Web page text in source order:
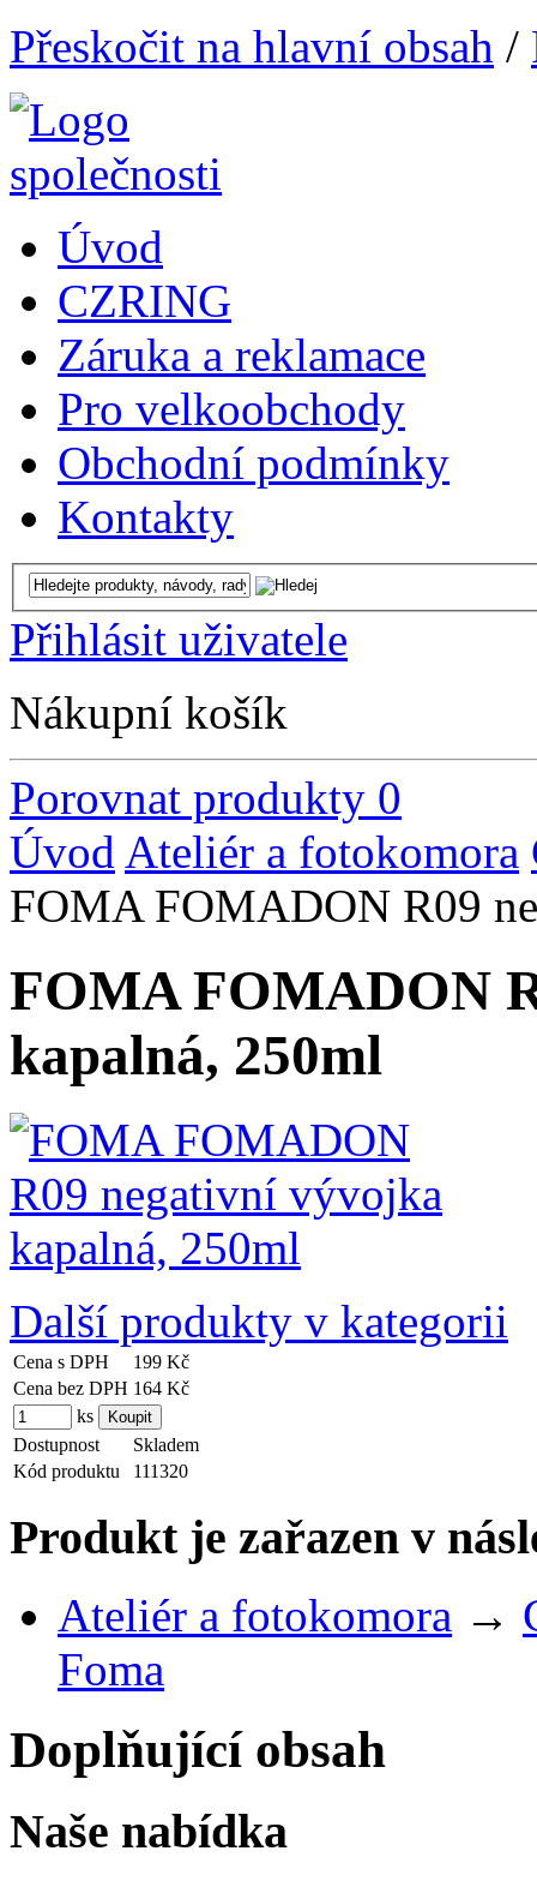
Přeskočit na hlavní obsah /
Úvod
CZRING
Záruka a reklamace
Pro velkoobchody
Obchodní podmínky
Kontakty
Přihlásit uživatele
Nákupní košík
Porovnat produkty 0
Úvod Ateliér a fotokomora
FOMA FOMADON R09
FOMA FOMADON
kapalná, 250ml
Další produkty v kategorii
Cena s DPH
199 Kč
Cena bez DPH 164 Kč
ks
Dostupnost
Skladem
Kód produktu
111320
Produkt je zařazen v
Ateliér a fotokomora →
Foma
Doplňující obsah
Naše nabídka